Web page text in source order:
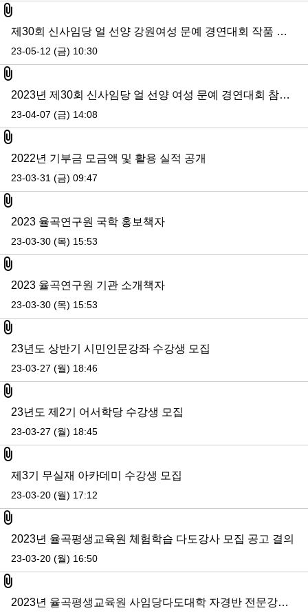
첨부파일
제30회 신사임당 얼 선양 강원여성 문예 경연대회 작품 심사 결과 공지
23-05-12 (금) 10:30
첨부파일
2023년 제30회 신사임당 얼 선양 여성 문예 경연대회 참가 신청 안내
23-04-07 (금) 14:08
첨부파일
2022년 기부금 모금액 및 활용 실적 공개
23-03-31 (금) 09:47
첨부파일
2023 율곡연구원 국학 홍보책자
23-03-30 (목) 15:53
첨부파일
2023 율곡연구원 기관 소개책자
23-03-30 (목) 15:53
첨부파일
23년도 상반기 시민인문강좌 수강생 모집
23-03-27 (월) 18:46
첨부파일
23년도 제2기 어서학당 수강생 모집
23-03-27 (월) 18:45
첨부파일
제3기 무실재 아카데미 수강생 모집
23-03-20 (월) 17:12
첨부파일
2023년 율곡평생교육원 체험학습 다도강사 모집 공고 결의
23-03-20 (월) 16:50
첨부파일
2023년 율곡평생교육원 사임당다도대학 자경반 전문강사 모집 공고-(3.9.수정)